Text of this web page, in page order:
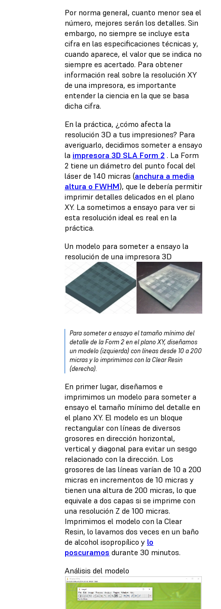
Por norma general, cuanto menor sea el
número, mejores serán los detalles. Sin
embargo, no siempre se incluye esta
cifra en las especificaciones técnicas y,
cuando aparece, el valor que se indica no
siempre es acertado. Para obtener
información real sobre la resolución XY
de una impresora, es importante
entender la ciencia en la que se basa
dicha cifra.
En la práctica, ¿cómo afecta la
resolución 3D a tus impresiones? Para
averiguarlo, decidimos someter a ensayo
la impresora 3D SLA Form 2 . La Form
2 tiene un diámetro del punto focal del
láser de 140 micras (anchura a media
altura o FWHM), que le debería permitir
imprimir detalles delicados en el plano
XY. La sometimos a ensayo para ver si
esta resolución ideal es real en la
práctica.
Un modelo para someter a ensayo la
resolución de una impresora 3D
Para someter a ensayo el tamaño mínimo del
detalle de la Form 2 en el plano XY, diseñamos
un modelo (izquierda) con líneas desde 10 a 200
micras y lo imprimimos con la Clear Resin
(derecha).
En primer lugar, diseñamos e
imprimimos un modelo para someter a
ensayo el tamaño mínimo del detalle en
el plano XY. El modelo es un bloque
rectangular con líneas de diversos
grosores en dirección horizontal,
vertical y diagonal para evitar un sesgo
relacionado con la dirección. Los
grosores de las líneas varían de 10 a 200
micras en incrementos de 10 micras y
tienen una altura de 200 micras, lo que
equivale a dos capas si se imprime con
una resolución Z de 100 micras.
Imprimimos el modelo con la Clear
Resin, lo lavamos dos veces en un baño
de alcohol isopropílico y lo
poscuramos durante 30 minutos.
Análisis del modelo